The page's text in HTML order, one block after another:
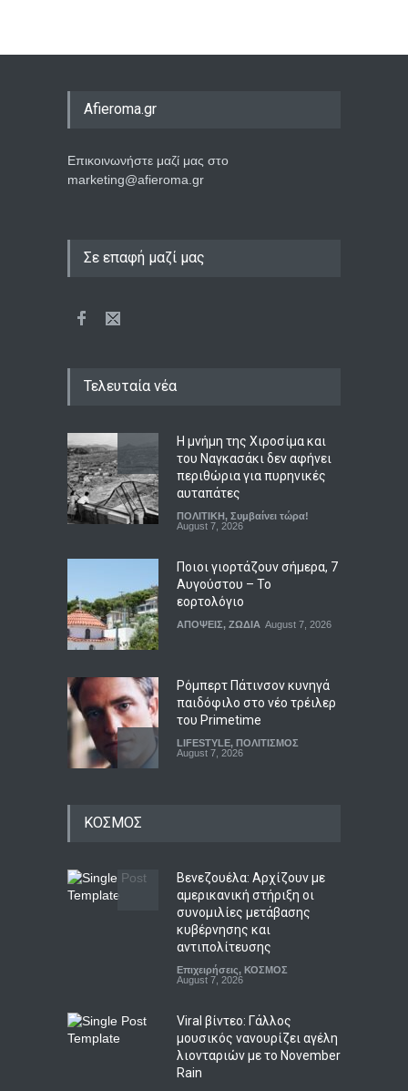
Afieroma.gr
Επικοινωνήστε μαζί μας στο
marketing@afieroma.gr
Σε επαφή μαζί μας
Τελευταία νέα
Η μνήμη της Χιροσίμα και
του Ναγκασάκι δεν αφήνει
περιθώρια για πυρηνικές
αυταπάτες
ΠΟΛΙΤΙΚΗ, Συμβαίνει τώρα!
August 7, 2026
Ποιοι γιορτάζουν σήμερα, 7
Αυγούστου – Το
εορτολόγιο
ΑΠΟΨΕΙΣ, ΖΩΔΙΑ August 7, 2026
Ρόμπερτ Πάτινσον κυνηγά
παιδόφιλο στο νέο τρέιλερ
του Primetime
LIFESTYLE, ΠΟΛΙΤΙΣΜΟΣ
August 7, 2026
LIFESTYLE,ΠΟΛΙΤΙΚΗ
August 7, 2026
Τα σημαντικότερα νέα της
ημέρας
Συμβαίνει τώρα!,Το Θέμα της
Ημέρας
ΚΟΣΜΟΣ
Βενεζουέλα: Αρχίζουν με
αμερικανική στήριξη οι
συνομιλίες μετάβασης
κυβέρνησης και
αντιπολίτευσης
Επιχειρήσεις, ΚΟΣΜΟΣ
August 7, 2026
Viral βίντεο: Γάλλος
μουσικός νανουρίζει αγέλη
λιονταριών με το November
Rain